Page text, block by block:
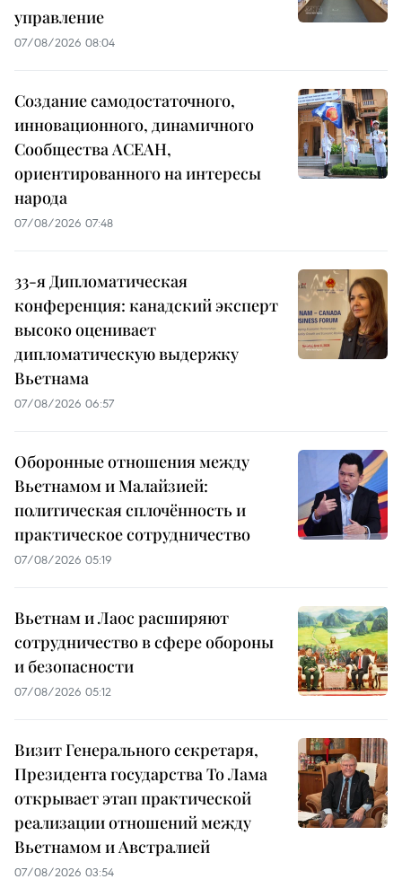
управление
07/08/2026 08:04
Создание самодостаточного,
инновационного, динамичного
Сообщества АСЕАН,
ориентированного на интересы
народа
07/08/2026 07:48
33-я Дипломатическая
конференция: канадский эксперт
высоко оценивает
дипломатическую выдержку
Вьетнама
07/08/2026 06:57
Оборонные отношения между
Вьетнамом и Малайзией:
политическая сплочённость и
практическое сотрудничество
07/08/2026 05:19
Вьетнам и Лаос расширяют
сотрудничество в сфере обороны
и безопасности
07/08/2026 05:12
Визит Генерального секретаря,
Президента государства То Лама
открывает этап практической
реализации отношений между
Вьетнамом и Австралией
07/08/2026 03:54